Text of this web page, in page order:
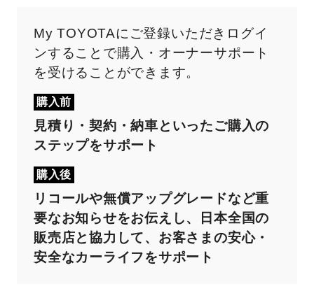
My TOYOTAにご登録いただきログイ
ンすることで購入・オーナーサポート
を受けることができます。
購入前
見積り・契約・納車といったご購入の
ステップをサポート
購入後
リコールや無償アップグレードなど重
要なお知らせをお伝えし、日本全国の
販売店と協力して、お客さまの安心・
安全なカーライフをサポート